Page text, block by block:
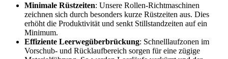
Minimale Rüstzeiten: Unsere Rollen-Richtmaschinen
zeichnen sich durch besonders kurze Rüstzeiten aus. Dies
erhöht die Produktivität und senkt Stillstandzeiten auf ein
Minimum.
Effiziente Leerwegüberbrückung: Schnelllaufzonen im
Vorschub- und Rücklaufbereich sorgen für eine zügige